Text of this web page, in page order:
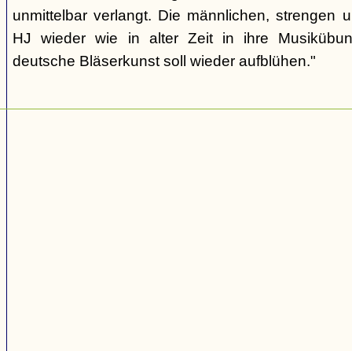
unmittelbar verlangt. Die männlichen, strengen
HJ wieder wie in alter Zeit in ihre
deutsche Bläserkunst soll wieder aufblühen."